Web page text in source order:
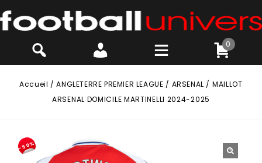
0
Accueil /ANGLETERRE PREMIER LEAGUE / ARSENAL / MAILLOT
ARSENAL DOMICILE MARTINELLI 2024-2025
-50%